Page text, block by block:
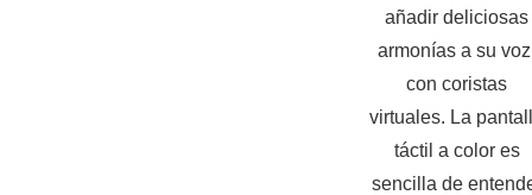
añadir deliciosas
armonías a su
con coristas
virtuales. La
táctil a color es
sencilla de